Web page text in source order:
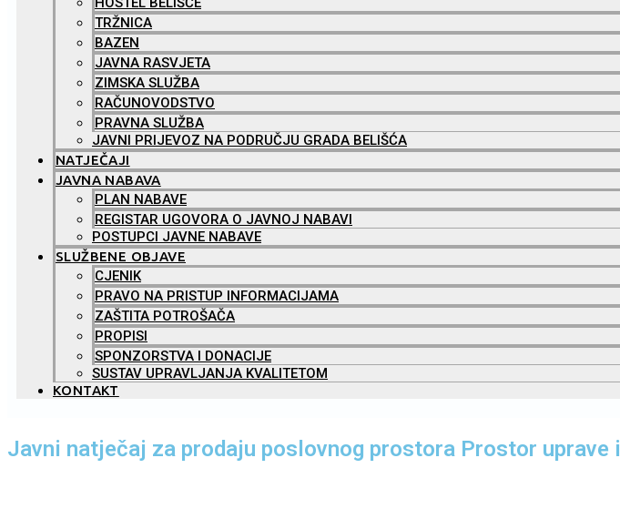
TRŽNICA
BAZEN
JAVNA RASVJETA
ZIMSKA SLUŽBA
RAČUNOVODSTVO
PRAVNA SLUŽBA
JAVNI PRIJEVOZ NA PODRUČJU GRADA BELIŠĆA
NATJEČAJI
JAVNA NABAVA
PLAN NABAVE
REGISTAR UGOVORA O JAVNOJ NABAVI
POSTUPCI JAVNE NABAVE
SLUŽBENE OBJAVE
CJENIK
PRAVO NA PRISTUP INFORMACIJAMA
ZAŠTITA POTROŠAČA
PROPISI
SPONZORSTVA I DONACIJE
SUSTAV UPRAVLJANJA KVALITETOM
KONTAKT
Javni natječaj za prodaju poslovnog prostora Prostor